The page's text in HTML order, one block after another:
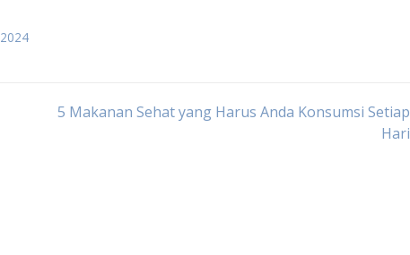
5 Makanan Sehat yang Harus Anda Konsumsi Setiap
Hari